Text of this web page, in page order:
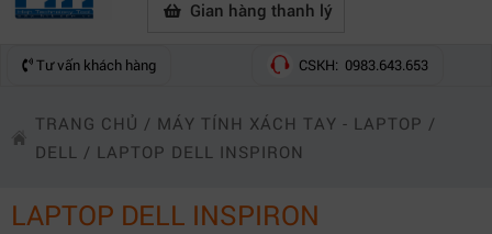
Gian hàng thanh lý
Tư vấn khách hàng CSKH: 0983.643.653
TRANG CHỦ / MÁY TÍNH XÁCH TAY - LAPTOP /
DELL / LAPTOP DELL INSPIRON
LAPTOP DELL INSPIRON